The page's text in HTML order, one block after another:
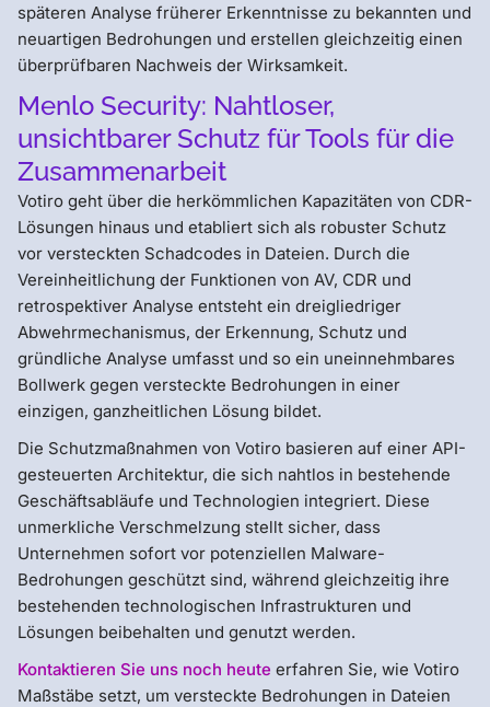
späteren Analyse früherer Erkenntnisse zu bekannten und
neuartigen Bedrohungen und erstellen gleichzeitig einen
überprüfbaren Nachweis der Wirksamkeit.
Menlo Security: Nahtloser,
unsichtbarer Schutz für Tools für die
Zusammenarbeit
Votiro geht über die herkömmlichen Kapazitäten von CDR-
Lösungen hinaus und etabliert sich als robuster Schutz
vor versteckten Schadcodes in Dateien. Durch die
Vereinheitlichung der Funktionen von AV, CDR und
retrospektiver Analyse entsteht ein dreigliedriger
Abwehrmechanismus, der Erkennung, Schutz und
gründliche Analyse umfasst und so ein uneinnehmbares
Bollwerk gegen versteckte Bedrohungen in einer
einzigen, ganzheitlichen Lösung bildet.
Die Schutzmaßnahmen von Votiro basieren auf einer API-
gesteuerten Architektur, die sich nahtlos in bestehende
Geschäftsabläufe und Technologien integriert. Diese
unmerkliche Verschmelzung stellt sicher, dass
Unternehmen sofort vor potenziellen Malware-
Bedrohungen geschützt sind, während gleichzeitig ihre
bestehenden technologischen Infrastrukturen und
Lösungen beibehalten und genutzt werden.
Kontaktieren Sie uns noch heute erfahren Sie, wie Votiro
Maßstäbe setzt, um versteckte Bedrohungen in Dateien